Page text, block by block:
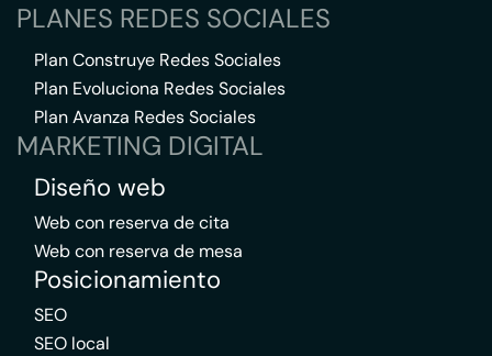
PLANES REDES SOCIALES
Plan Construye Redes Sociales
Plan Evoluciona Redes Sociales
Plan Avanza Redes Sociales
MARKETING DIGITAL
Diseño web
Web con reserva de cita
Web con reserva de mesa
Posicionamiento
SEO
SEO local